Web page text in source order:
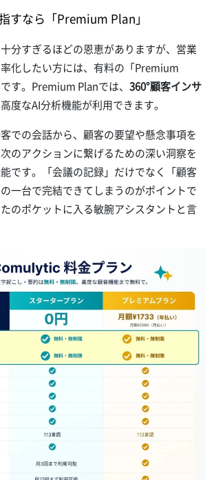
すなら「Premium Plan」
分すぎるほどの恩恵がありますが、営業
化したい方には、有料の「Premium
す。Premium Planでは、 360°顧客インサ
度なAI分析機能が利用できます。
での会話から、顧客の要望や懸念事項を
のアクションに繋げるための深い洞察を
です。「会議の記録」だけでなく「顧客
一台で完結できてしまうのがポイントで
のポケットに入る敏腕アシスタントと言